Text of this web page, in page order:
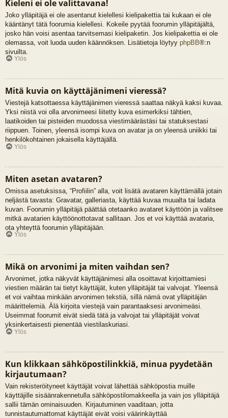
Kieleni ei ole valittavana!
Joko ylläpitäjä ei ole asentanut kielellesi kielipakettia tai kukaan ei ole
kääntänyt tätä foorumia kielellesi. Kokeile pyytää foorumin ylläpitäjältä,
josko hän voisi asentaa tarvitsemasi kielipaketin. Jos kielipakettia ei ole
olemassa, voit luoda uuden käännöksen. Lisätietoja löytyy phpBB®:n
sivuilta.
Ylös
Mitä kuvia on käyttäjänimeni vieressä?
Viestejä katsottaessa käyttäjänimen vieressä saattaa näkyä kaksi kuvaa.
Yksi niistä voi olla arvonimeesi liitetty kuva esimerkiksi tähtien,
laatikoiden tai pisteiden muodossa viestimäärästäsi tai statuksestasi
riippuen. Toinen, yleensä isompi kuva on avatar ja on yleensä uniikki tai
henkilökohtainen jokaisella käyttäjällä.
Ylös
Miten asetan avataren?
Omissa asetuksissa, “Profiilin” alla, voit lisätä avataren käyttämällä jotain
neljästä tavasta: Gravatar, galleriasta, käyttää kuvaa muualta tai ladata
kuvan. Foorumin ylläpitäjä päättää otetaanko avataret käyttöön ja valitsee
mitkä avatarien käyttöönottotavat sallitaan. Jos et voi käyttää avataria,
ota yhteyttä foorumin ylläpitäjään.
Ylös
Mikä on arvonimi ja miten vaihdan sen?
Arvonimet, jotka näkyvät käyttäjänimesi alla osoittavat kirjoittamiesi
viestien määrän tai tietyt käyttäjät, kuten ylläpitäjät tai valvojat. Yleensä
et voi vaihtaa minkään arvonimen tekstiä, sillä nämä ovat ylläpitäjän
määrittelemiä. Älä kirjoita viestejä vain parantaaksesi arvonimeäsi.
Useimmat foorumit eivät siedä tätä ja valvojat tai ylläpitäjät voivat
yksinkertaisesti pienentää viestilaskuriasi.
Ylös
Kun klikkaan sähköpostilinkkiä, minua pyydetään
kirjautumaan?
Vain rekisteröityneet käyttäjät voivat lähettää sähköpostia muille
käyttäjille sisäänrakennetulla sähköpostilomakkeella ja vain jos ylläpitäjä
sallii tämän ominaisuuden. Kirjautuminen vaaditaan, jotta
tunnistautumattomat käyttäjät eivät voisi väärinkäyttää